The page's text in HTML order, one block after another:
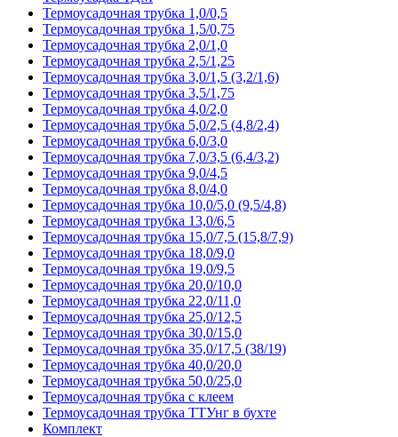
Термоусадочная трубка 1,0/0,5
Термоусадочная трубка 1,5/0,75
Термоусадочная трубка 2,0/1,0
Термоусадочная трубка 2,5/1,25
Термоусадочная трубка 3,0/1,5 (3,2/1,6)
Термоусадочная трубка 3,5/1,75
Термоусадочная трубка 4,0/2,0
Термоусадочная трубка 5,0/2,5 (4,8/2,4)
Термоусадочная трубка 6,0/3,0
Термоусадочная трубка 7,0/3,5 (6,4/3,2)
Термоусадочная трубка 9,0/4,5
Термоусадочная трубка 8,0/4,0
Термоусадочная трубка 10,0/5,0 (9,5/4,8)
Термоусадочная трубка 13,0/6,5
Термоусадочная трубка 15,0/7,5 (15,8/7,9)
Термоусадочная трубка 18,0/9,0
Термоусадочная трубка 19,0/9,5
Термоусадочная трубка 20,0/10,0
Термоусадочная трубка 22,0/11,0
Термоусадочная трубка 25,0/12,5
Термоусадочная трубка 30,0/15,0
Термоусадочная трубка 35,0/17,5 (38/19)
Термоусадочная трубка 40,0/20,0
Термоусадочная трубка 50,0/25,0
Термоусадочная трубка с клеем
Термоусадочная трубка ТТУнг в бухте
Комплект